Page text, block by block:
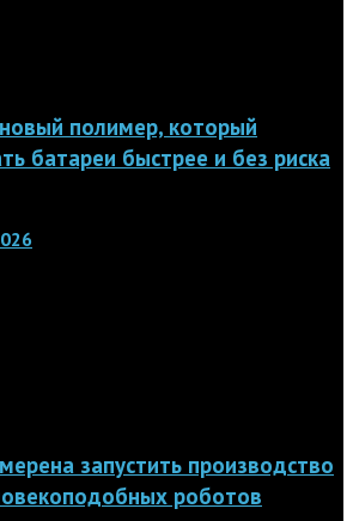
полимер, который
батареи быстрее и без риска
запустить производство
роботов